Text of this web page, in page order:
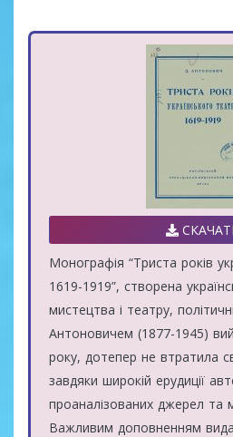
Монографія “Триста років
1619-1919”, створена
мистецтва і театру,
Антоновичем (1877-1945)
року, дотепер не втратила
завдяки широкій ерудиції
проаналізованих джерел та
Важливим доповненням